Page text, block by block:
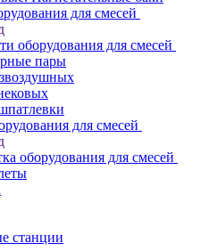
для смесей
оборудования для смесей
пары
для смесей
оборудования для смесей
станции